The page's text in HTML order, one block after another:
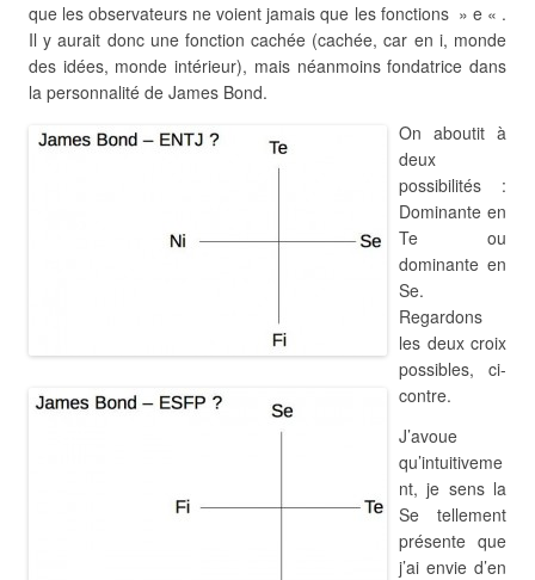
que les observateurs ne voient jamais que les fonctions » e « .
Il y aurait donc une fonction cachée (cachée, car en i, monde
des idées, monde intérieur), mais néanmoins fondatrice dans
la personnalité de James Bond.
On aboutit à
deux
possibilités :
Dominante en
Te ou
dominante en
Se.
Regardons
les deux croix
possibles, ci-
contre.
J’avoue
qu’intuitiveme
nt, je sens la
Se tellement
présente que
j’ai envie d’en